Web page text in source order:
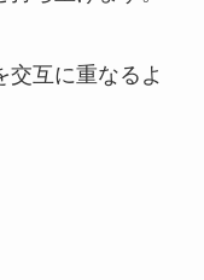
交互に重なるよ